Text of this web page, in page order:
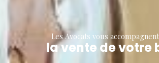
Les Avocats vous
la vente de votre